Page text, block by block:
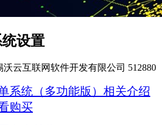
设置
沃云互联网软件开发有限公司 512880
系统（多功能版）相关介绍
购买